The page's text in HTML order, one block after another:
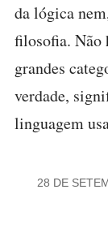
da lógica
filosofia. Não
grandes
verdade,
linguagem
28 DE